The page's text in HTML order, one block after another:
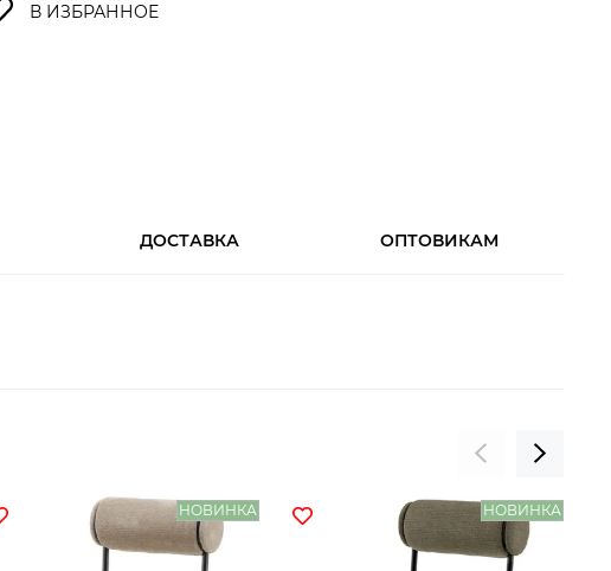
ДОСТАВКА ОПТОВИКАМ
НОВИНКА НОВИНКА